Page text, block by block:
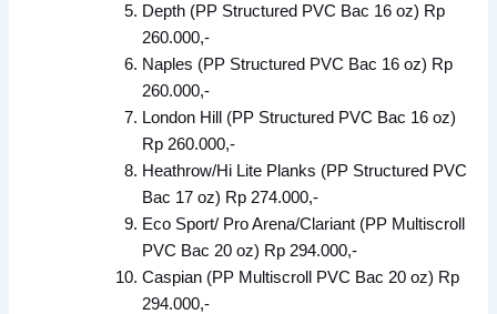
Depth (PP Structured PVC Bac 16 oz) Rp
260.000,-
Naples (PP Structured PVC Bac 16 oz) Rp
260.000,-
London Hill (PP Structured PVC Bac 16 oz)
Rp 260.000,-
Heathrow/Hi Lite Planks (PP Structured PVC
Bac 17 oz) Rp 274.000,-
Eco Sport/ Pro Arena/Clariant (PP Multiscroll
PVC Bac 20 oz) Rp 294.000,-
Caspian (PP Multiscroll PVC Bac 20 oz) Rp
294.000,-